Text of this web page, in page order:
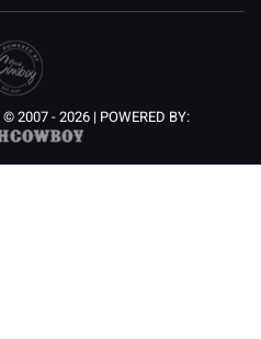
2007 - 2026 | POWERED BY: